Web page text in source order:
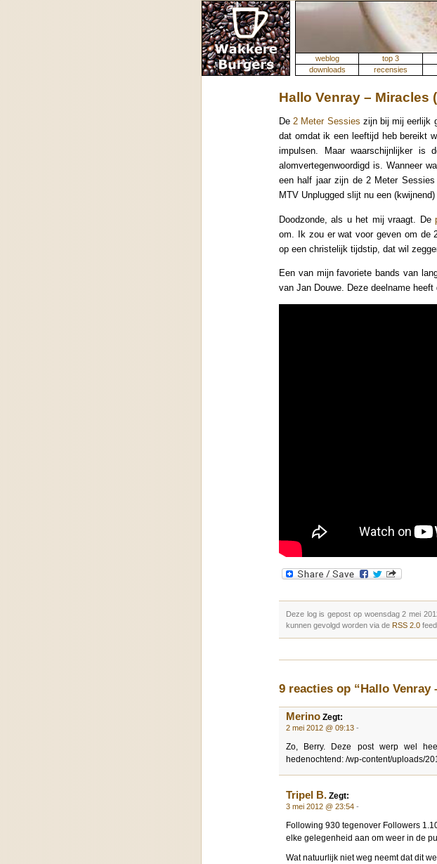
weblog top 3
downloads
recensies
Hallo Venray – Miracles
De2 Meter Sessies zijn bij mij eerlijk
dat omdat ik een leeftijd heb bereikt
impulsen. Maar waarschijnlijker is
alomvertegenwoordigd is. Wanneer
een half jaar zijn de 2 Meter
MTV Unplugged slijt nu een
Doodzonde, als u het mij vraagt. De
om. Ik zou er wat voor geven om de
op een christelijk tijdstip, dat wil
Een van mijn favoriete bands van
van Jan Douwe. Deze deelname
Deze log is gepost op woensdag 2 mei
kunnen gevolgd worden via de RSS 2.0
9 reacties op “Hallo Venray
Merino Zegt:
2 mei 2012 @ 09:13 -
Zo, Berry. Deze post werp wel
hedenochtend: /wp-content/uploads/
Tripel B. Zegt:
3 mei 2012 @ 23:54 -
Following 930 tegenover Followers
elke gelegenheid aan om weer in de
Wat natuurlijk niet weg neemt dat dit